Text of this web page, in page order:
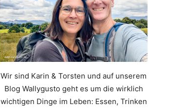
Wir sind Karin & Torsten und auf unserem
Blog Wallygusto geht es um die wirklich
wichtigen Dinge im Leben: Essen, Trinken